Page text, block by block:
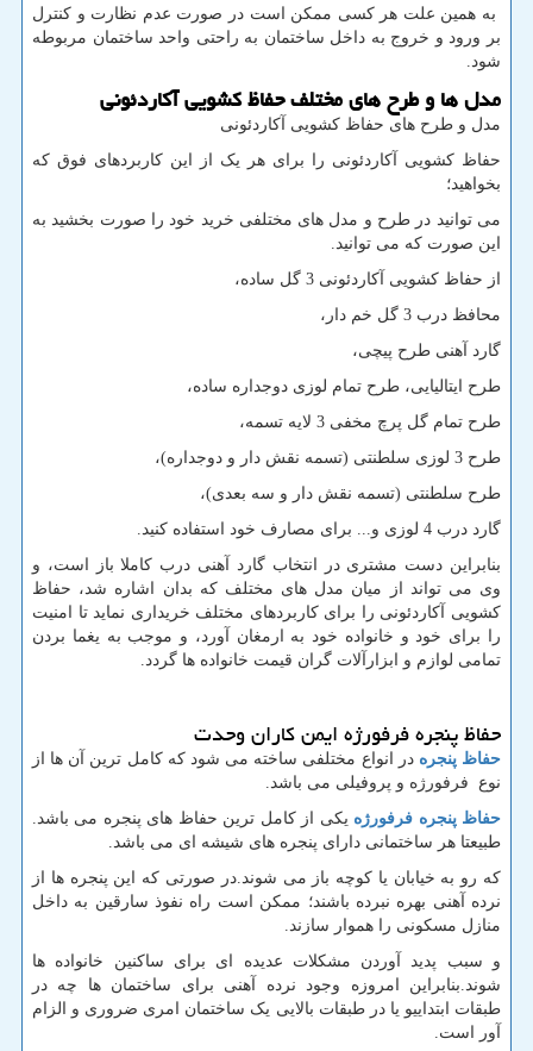
به همین علت هر کسی ممکن است در صورت عدم نظارت و کنترل
بر ورود و خروج به داخل ساختمان به راحتی واحد ساختمان مربوطه
شود.
مدل ها و طرح های مختلف حفاظ کشویی آکاردئونی
مدل و طرح های حفاظ کشویی آکاردئونی
حفاظ کشویی آکاردئونی را برای هر یک از این کاربردهای فوق که
بخواهید؛
می توانید در طرح و مدل های مختلفی خرید خود را صورت بخشید به
این صورت که می توانید.
از حفاظ کشویی آکاردئونی 3 گل ساده،
محافظ درب 3 گل خم دار،
گارد آهنی طرح پیچی،
طرح ایتالیایی، طرح تمام لوزی دوجداره ساده،
طرح تمام گل پرچ مخفی 3 لایه تسمه،
طرح 3 لوزی سلطنتی (تسمه نقش دار و دوجداره)،
طرح سلطنتی (تسمه نقش دار و سه بعدی)،
گارد درب 4 لوزی و... برای مصارف خود استفاده کنید.
بنابراین دست مشتری در انتخاب گارد آهنی درب کاملا باز است، و
وی می تواند از میان مدل های مختلف که بدان اشاره شد، حفاظ
کشویی آکاردئونی را برای کاربردهای مختلف خریداری نماید تا امنیت
را برای خود و خانواده خود به ارمغان آورد، و موجب به یغما بردن
تمامی لوازم و ابزارآلات گران قیمت خانواده ها گردد.
حفاظ پنجره فرفورژه ایمن کاران وحدت
حفاظ پنجره در انواع مختلفی ساخته می شود که کامل ترین آن ها از
نوع فرفورژه و پروفیلی می باشد.
حفاظ پنجره فرفورژه یکی از کامل ترین حفاظ های پنجره می باشد.
طبیعتا هر ساختمانی دارای پنجره های شیشه ای می باشد.
که رو به خیابان یا کوچه باز می شوند.در صورتی که این پنجره ها از
نرده آهنی بهره نبرده باشند؛ ممکن است راه نفوذ سارقین به داخل
منازل مسکونی را هموار سازند.
و سبب پدید آوردن مشکلات عدیده ای برای ساکنین خانواده ها
شوند.بنابراین امروزه وجود نرده آهنی برای ساختمان ها چه در
طبقات ابتداییو یا در طبقات بالایی یک ساختمان امری ضروری و الزام
آور است.